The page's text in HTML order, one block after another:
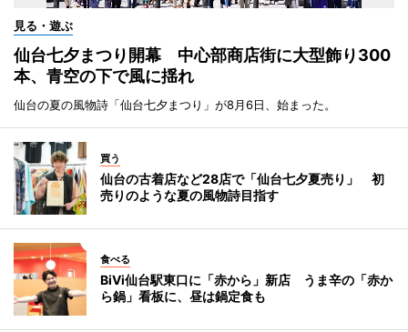
見る・遊ぶ
仙台七夕まつり開幕 中心部商店街に大型飾り300
本、青空の下で風に揺れ
仙台の夏の風物詩「仙台七夕まつり」が8月6日、始まった。
買う
仙台の古着店など28店で「仙台七夕夏売り」 初
売りのような夏の風物詩目指す
食べる
BiVi仙台駅東口に「赤から」新店 うま辛の「赤か
ら鍋」看板に、昼は鍋定食も